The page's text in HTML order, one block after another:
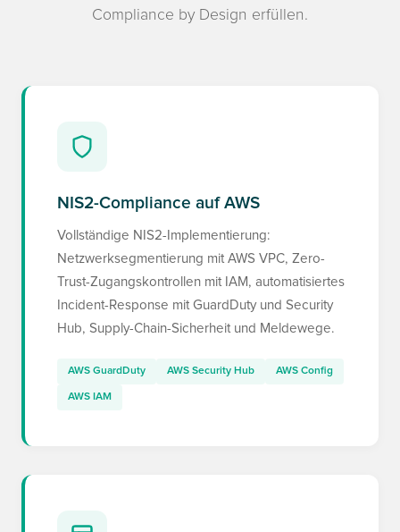
Compliance by Design erfüllen.
NIS2-Compliance auf AWS
Vollständige NIS2-Implementierung:
Netzwerksegmentierung mit AWS VPC, Zero-
Trust-Zugangskontrollen mit IAM, automatisiertes
Incident-Response mit GuardDuty und Security
Hub, Supply-Chain-Sicherheit und Meldewege.
AWS GuardDuty AWS Security Hub AWS Config
AWS IAM